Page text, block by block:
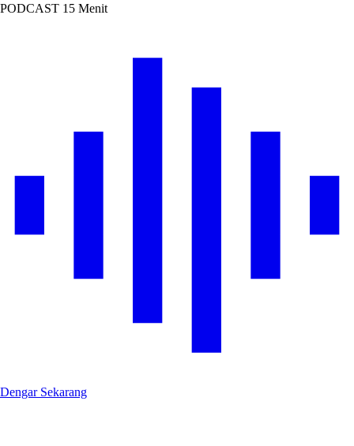
PODCAST 15 Menit
Dengar Sekarang